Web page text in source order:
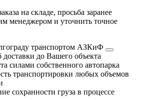
на складе, просьба заранее
менеджером и уточнить точное
транспортом АЗКиФ
до Вашего объекта
силами собственного автопарка
транспортировки любых объемов
сохранности груза в процессе